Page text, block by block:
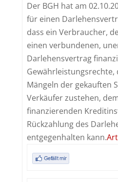
Der BGH hat am
für einen
dass ein Verbraucher,
einen verbundenen,
Darlehensvertrag
Gewährleistungsrechte,
Mängeln der gekauften
Verkäufer zustehen,
finanzierenden
Rückzahlung des
entgegenhalten kann.